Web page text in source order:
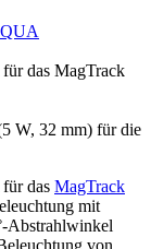
das MagTrack
W, 32 mm) für die
das MagTrack
mit
Abstrahlwinkel
von